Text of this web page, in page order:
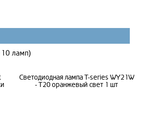
10 ламп)
Светодиодная лампа T-series WY21W
- T20 оранжевый свет 1 шт